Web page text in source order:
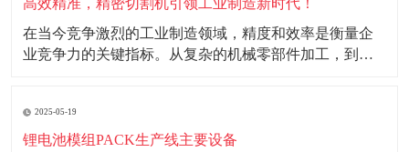
高效精准，精密切割机引领工业制造新时代！
在当今竞争激烈的工业制造领域，精度和效率是衡量企
业竞争力的关键指标。从复杂的机械零部件加工，到精
为工业制造注入了强大的动力，成为推动工业制造升级
发展的重要力量。 随着工业制造技术的不断进步，产品
2025-05-19
锂电池模组PACK生产线主要设备